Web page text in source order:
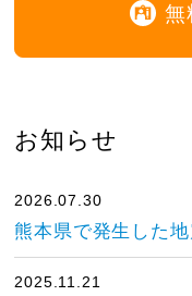
無
お知らせ
2026.07.30
熊本県で発生した
2025.11.21